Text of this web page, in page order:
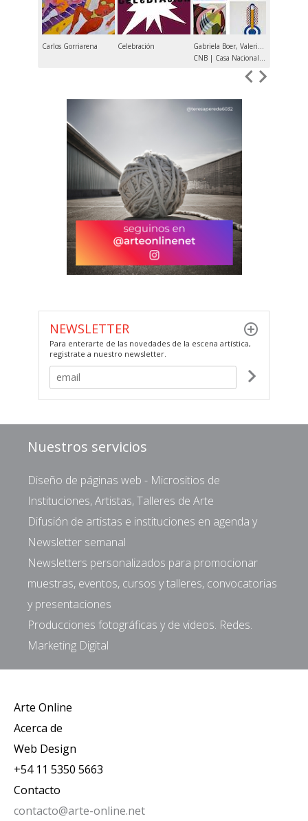
Carlos Gorriarena Celebración
NEWSLETTER
Para enterarte de las novedades de la escena artística,
registrate a nuestro newsletter.
Nuestros servicios
Diseño de páginas web - Micrositios de
Instituciones, Artistas, Talleres de Arte
Difusión de artistas e instituciones en agenda y
Newsletter semanal
Newsletters personalizados para promocionar
muestras, eventos, cursos y talleres, convocatorias
y presentaciones
Producciones fotográficas y de videos. Redes.
Marketing Digital
Arte Online
Acerca de
Web Design
+54 11 5350 5663
Contacto
contacto@arte-online.net